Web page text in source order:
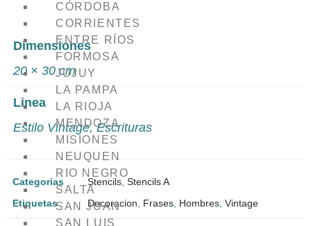
CÓRDOBA
CORRIENTES
ENTRE RÍOS
FORMOSA
JUJUY
LA PAMPA
LA RIOJA
MENDOZA
MISIONES
NEUQUEN
RIO NEGRO
SALTA
SAN JUAN
SAN LUIS
Dimensiones
20 × 30 cm
Linea
Estilo Vintage,Escrituras
Categorias Stencils, Stencils A
Etiquetas
Decoracion, Frases, Hombres, Vintage